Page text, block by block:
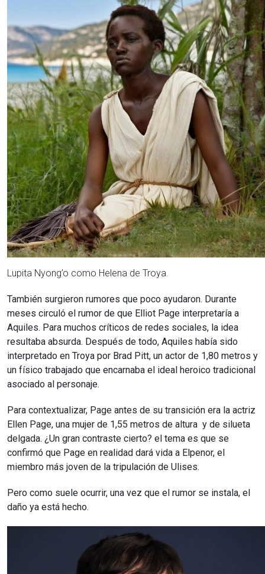
Lupita Nyong’o como Helena de Troya.
También surgieron rumores que poco ayudaron. Durante
meses circuló el rumor de que Elliot Page interpretaría a
Aquiles. Para muchos críticos de redes sociales, la idea
resultaba absurda. Después de todo, Aquiles había sido
interpretado en Troya por Brad Pitt, un actor de 1,80 metros y
un físico trabajado que encarnaba el ideal heroico tradicional
asociado al personaje.
Para contextualizar, Page antes de su transición era la actriz
Ellen Page, una mujer de 1,55 metros de altura y de silueta
delgada. ¿Un gran contraste cierto? el tema es que se
confirmó que Page en realidad dará vida a Elpenor, el
miembro más joven de la tripulación de Ulises.
Pero como suele ocurrir, una vez que el rumor se instala, el
daño ya está hecho.